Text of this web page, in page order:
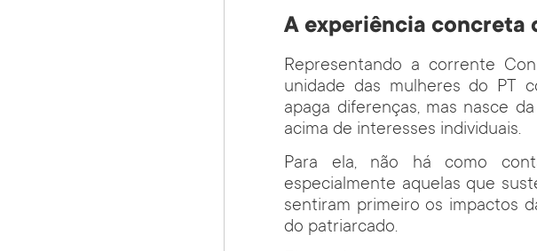
A experiência concreta
Representando a corrente
unidade das mulheres do PT
apaga diferenças, mas nasce
acima de interesses individuais.
Para ela, não há como
especialmente aquelas que
sentiram primeiro os impactos
do patriarcado.